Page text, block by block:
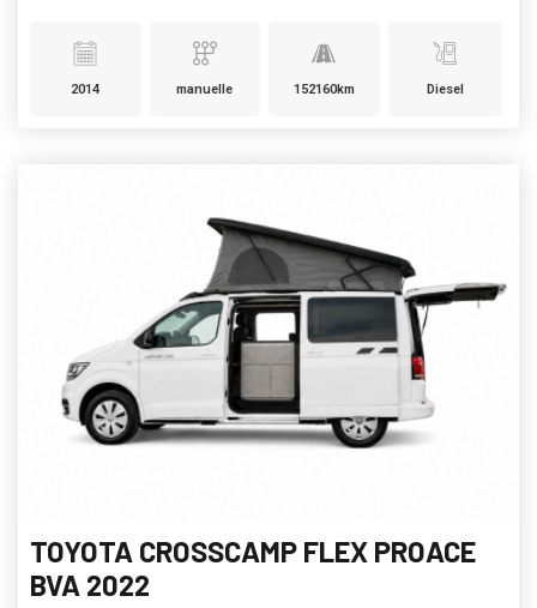
2014 manuelle 152160km Diesel
TOYOTA CROSSCAMP FLEX PROACE
BVA 2022